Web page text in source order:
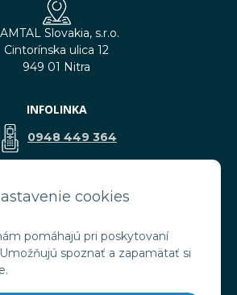
cookies
pomáhajú pri poskytovaní
spoznať a zapamätať si
Slovakia, s.r.o.
Cintorínska ulica 12
949 01 Nitra
INFOLINKA
0948 449 364
VŠETKO O NÁKUPE
podmienky